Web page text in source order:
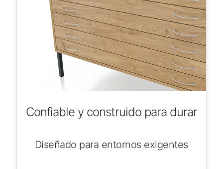
Confiable y construido para durar
Diseñado para entornos exigentes